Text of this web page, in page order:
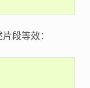
段等效：